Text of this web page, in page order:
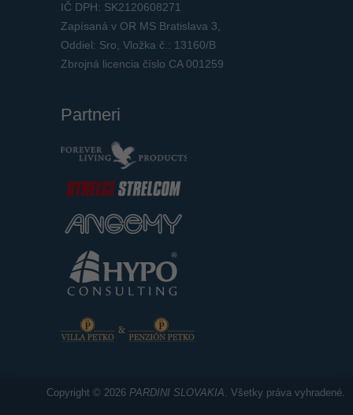
IČ DPH: SK2120608271
Zapísaná v OR MS Bratislava 3,
Oddiel: Sro, Vložka č.: 13160/B
Zbrojná licencia číslo CA 001259
Partneri
Copyright © 2026 PARDINI SLOVAKIA . Všetky práva vyhradené.